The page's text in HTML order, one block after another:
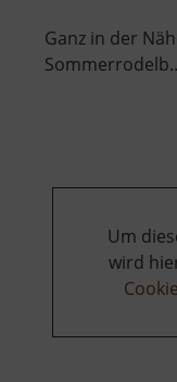
Ganz in der
Um
wird